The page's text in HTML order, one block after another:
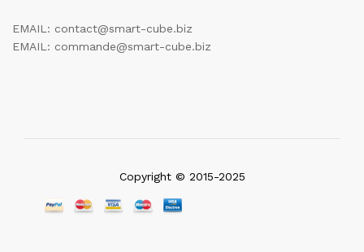
EMAIL: contact@smart-cube.biz
EMAIL: commande@smart-cube.biz
Copyright © 2015-2025